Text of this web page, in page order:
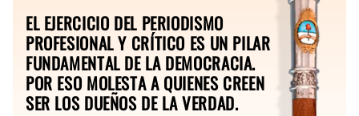
EL EJERCICIO DEL PERIODISMO
PROFESIONAL Y CRÍTICO ES UN PILAR
FUNDAMENTAL DE LA DEMOCRACIA.
POR ESO MOLESTA A QUIENES CREEN
SER LOS DUEÑOS DE LA VERDAD.